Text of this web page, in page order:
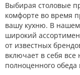
Выбирая столовые
комфорте во время
вашу кухню. В
широкий
от известных
включает в себя
полноценного